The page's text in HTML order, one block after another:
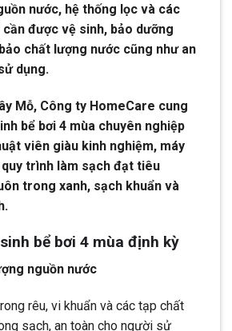
nước, hệ thống lọc và các
được vệ sinh, bảo dưỡng
chất lượng nước cũng như an
dụng.
Mỗ, Công ty HomeCare cung
bể bơi 4 mùa chuyên nghiệp
viên giàu kinh nghiệm, máy
trình làm sạch đạt tiêu
trong xanh, sạch khuẩn và
bể bơi 4 mùa định kỳ
nguồn nước
rêu, vi khuẩn và các tạp chất
sạch, an toàn cho người sử